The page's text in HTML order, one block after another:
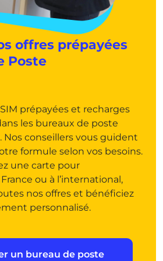
offres prépayées
Poste
prépayées et recharges
les bureaux de poste
Nos conseillers vous guident
formule selon vos besoins.
une carte pour
ou à l’international,
nos offres et bénéficiez
personnalisé.
un bureau de poste